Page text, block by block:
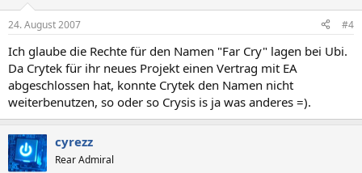
24. August 2007 #4
Ich glaube die Rechte für den Namen "Far Cry" lagen bei Ubi.
Da Crytek für ihr neues Projekt einen Vertrag mit EA
abgeschlossen hat, konnte Crytek den Namen nicht
weiterbenutzen, so oder so Crysis is ja was anderes =).
cyrezz
Rear Admiral